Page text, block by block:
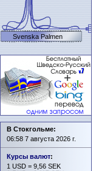
Svenska Palmen
В Стокгольме:
06:58 7 августа 2026 г.
Курсы валют:
1 USD = 9,56 SEK